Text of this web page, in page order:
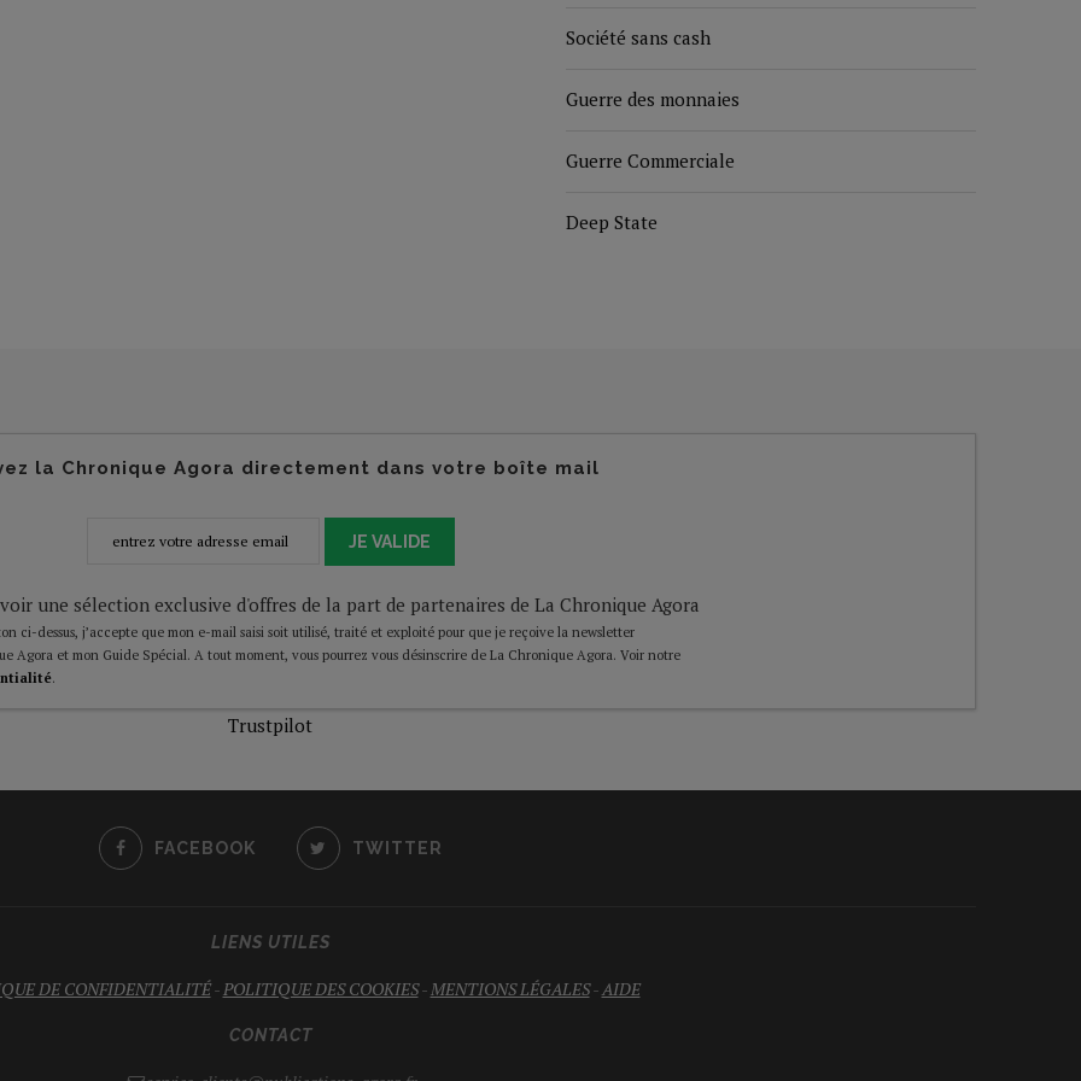
Société sans cash
Guerre des monnaies
Guerre Commerciale
Deep State
la Chronique Agora directement dans votre boîte mail
JE VALIDE
une sélection exclusive d'offres de la part de partenaires de La Chronique Agora
ci-dessus, j’accepte que mon e-mail saisi soit utilisé, traité et exploité pour que je reçoive la newsletter
Agora et mon Guide Spécial. A tout moment, vous pourrez vous désinscrire de La Chronique Agora. Voir notre
.
Trustpilot
FACEBOOK TWITTER
LIENS UTILES
DE CONFIDENTIALITÉ-POLITIQUE DES COOKIES-MENTIONS LÉGALES-AIDE
CONTACT